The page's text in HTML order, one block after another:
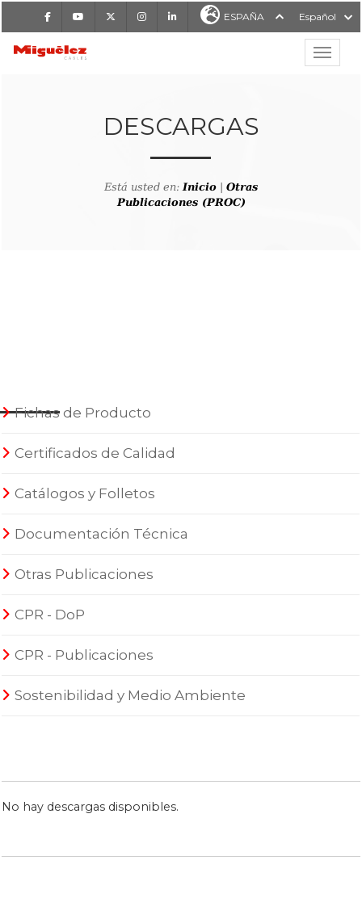
FacebookYoutube InstagramLinkedIn ESPAÑA Español
MIGUÉLEZ CABLES
DESCARGAS
Está usted en:Inicio
Otras
Publicaciones (PROC)
Fichas de Producto
Certificados de Calidad
Catálogos y Folletos
Documentación Técnica
Otras Publicaciones
CPR - DoP
CPR - Publicaciones
Sostenibilidad y Medio Ambiente
No hay descargas disponibles.